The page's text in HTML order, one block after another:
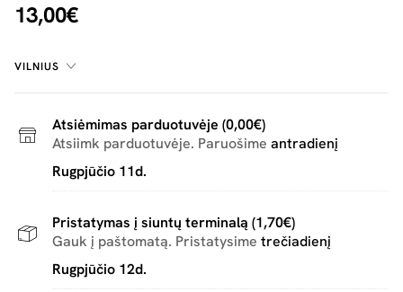
13,00€
VILNIUS
Atsiėmimas parduotuvėje (0,00€)
Atsiimk parduotuvėje. Paruošime antradienį
Rugpjūčio 11d.
Pristatymas į siuntų terminalą (1,70€)
Gauk į paštomatą. Pristatysime trečiadienį
Rugpjūčio 12d.